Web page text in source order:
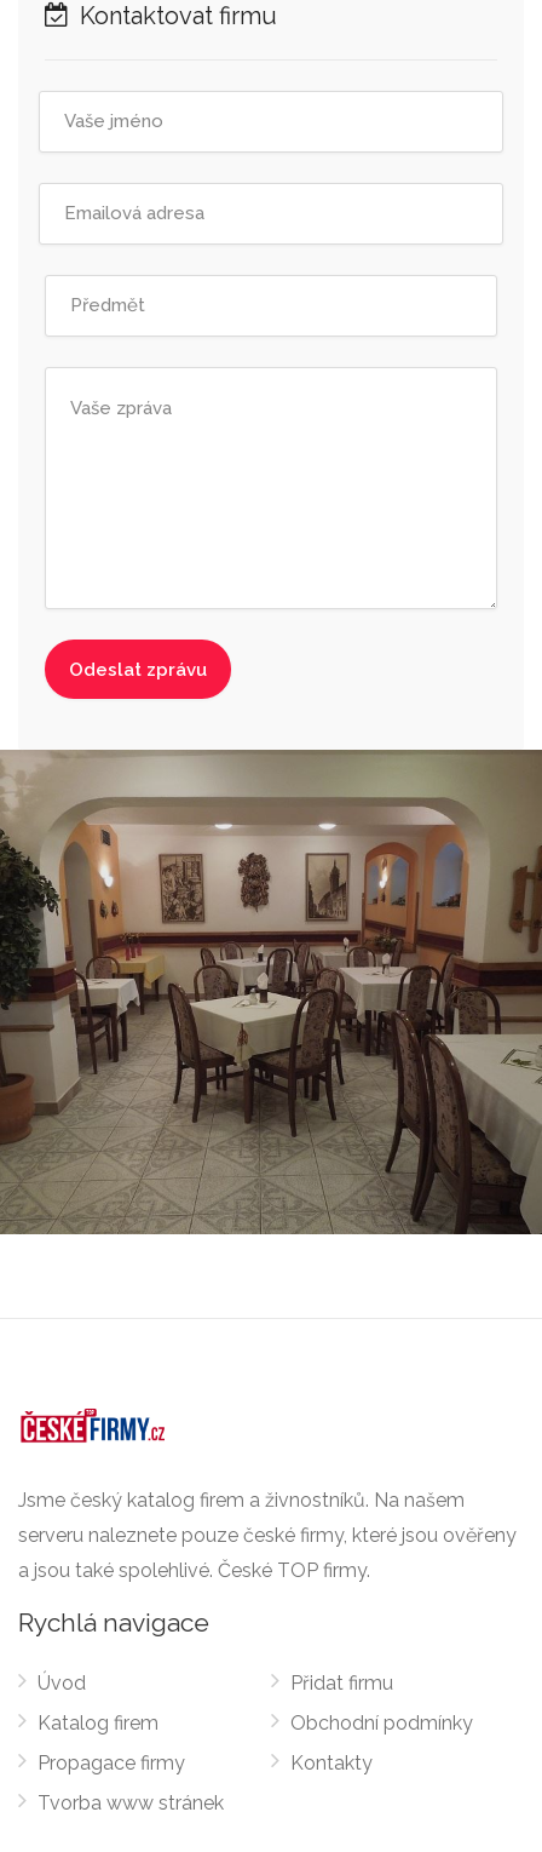
Kontaktovat firmu
Jsme český katalog firem a živnostníků. Na našem
serveru naleznete pouze české firmy, které jsou ověřeny
a jsou také spolehlivé. České TOP firmy.
Rychlá navigace
Úvod
Katalog firem
Propagace firmy
Tvorba www stránek
Přidat firmu
Obchodní podmínky
Kontakty